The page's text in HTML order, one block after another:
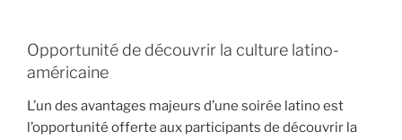
Opportunité de découvrir la culture latino-
américaine
L’un des avantages majeurs d’une soirée latino est
l’opportunité offerte aux participants de découvrir la